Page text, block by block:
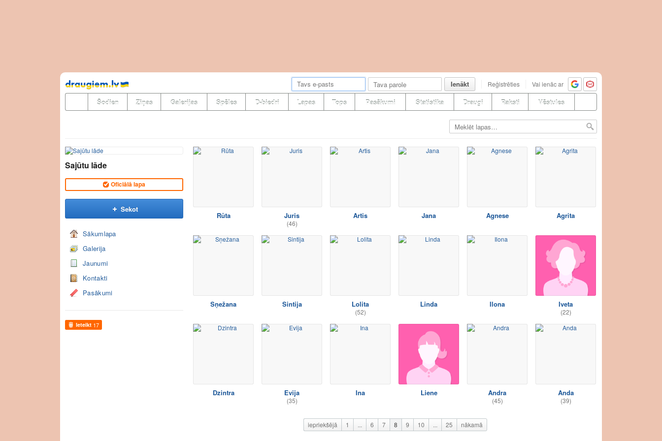
Pāriet
uz
saturu
Ienākt Reģistrēties Vai ienāc ar
Šodien Ziņas Galerijas Spēles D-biedri Lapas Tops Pasākumi Statistika Draugi Raksti Vēstules
Sajūtu lāde
Oficiālā lapa
Sekot
Sākumlapa
Galerija
Jaunumi
Kontakti
Pasākumi
Ieteikt 17
Rūta Juris
(46)
Artis Jana Agnese Agrita
Sņežana Sintija Lolita
(52)
Linda Ilona Iveta
(22)
Dzintra Evija
(35)
Ina Liene Andra
(45)
Anda
(39)
iepriekšējā 1 ... 6 7 8 9 10 ... 25 nākamā